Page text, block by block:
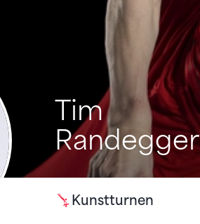
Tim
Randegger
Kunstturnen